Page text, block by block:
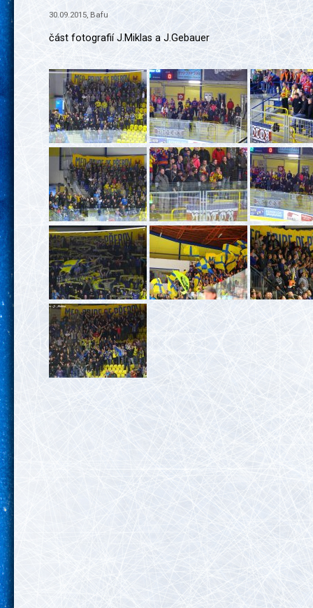
30.09.2015, Bafu
část fotografií J.Miklas a J.Gebauer